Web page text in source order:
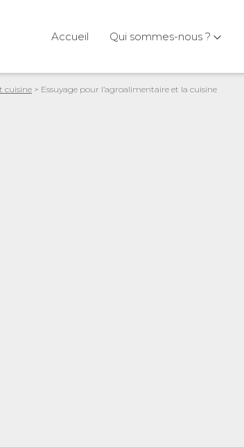
Accueil Qui sommes-nous ?
cuisine > Essuyage pour l’agroalimentaire et la cuisine